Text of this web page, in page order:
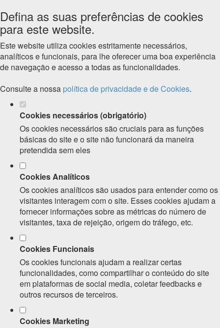
Defina as suas preferências de cookies
para este website.
Este website utiliza cookies estritamente necessários,
analíticos e funcionais, para lhe oferecer uma boa experiência
de navegação e acesso a todas as funcionalidades.
Consulte a nossa política de privacidade e de Cookies.
Cookies necessários (obrigatório)
Os cookies necessários são cruciais para as funções
básicas do site e o site não funcionará da maneira
pretendida sem eles
Cookies Analíticos
Os cookies analíticos são usados para entender como os
visitantes interagem com o site. Esses cookies ajudam a
fornecer informações sobre as métricas do número de
visitantes, taxa de rejeição, origem do tráfego, etc.
Cookies Funcionais
Os cookies funcionais ajudam a realizar certas
funcionalidades, como compartilhar o conteúdo do site
em plataformas de social media, coletar feedbacks e
outros recursos de terceiros.
Cookies Marketing